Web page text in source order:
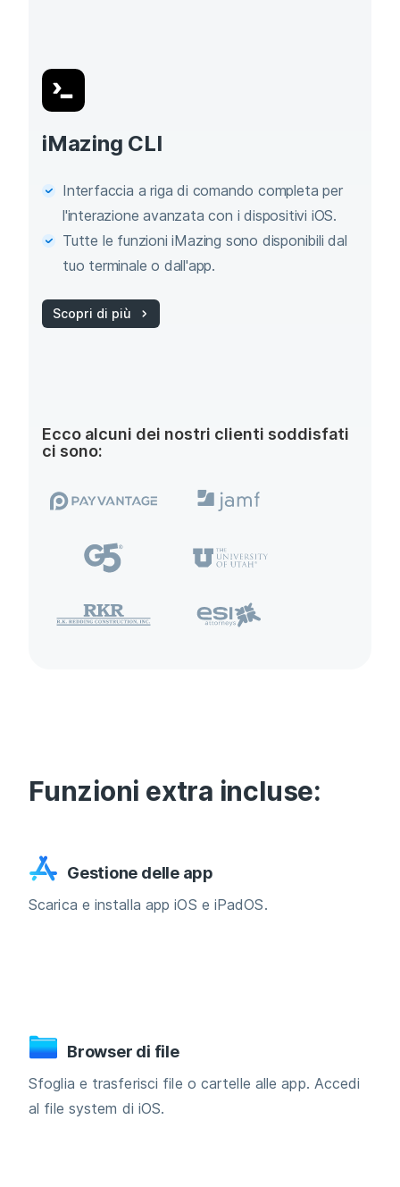
iMazing CLI
Interfaccia a riga di comando completa per
l'interazione avanzata con i dispositivi iOS.
Tutte le funzioni iMazing sono disponibili dal
tuo terminale o dall'app.
Scopri di più
Ecco alcuni dei nostri clienti soddisfati
ci sono:
Funzioni extra incluse:
Gestione delle app
Scarica e installa app iOS e iPadOS.
Browser di file
Sfoglia e trasferisci file o cartelle alle app. Accedi
al file system di iOS.